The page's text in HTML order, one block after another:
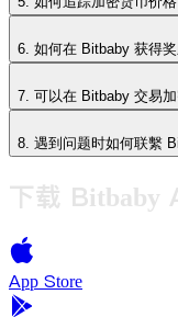
6. 如何在 Bitbaby 获得奖
7. 可以在 Bitbaby 交易
8. 遇到问题时如何联繫
下载 Bitbaby
App Store